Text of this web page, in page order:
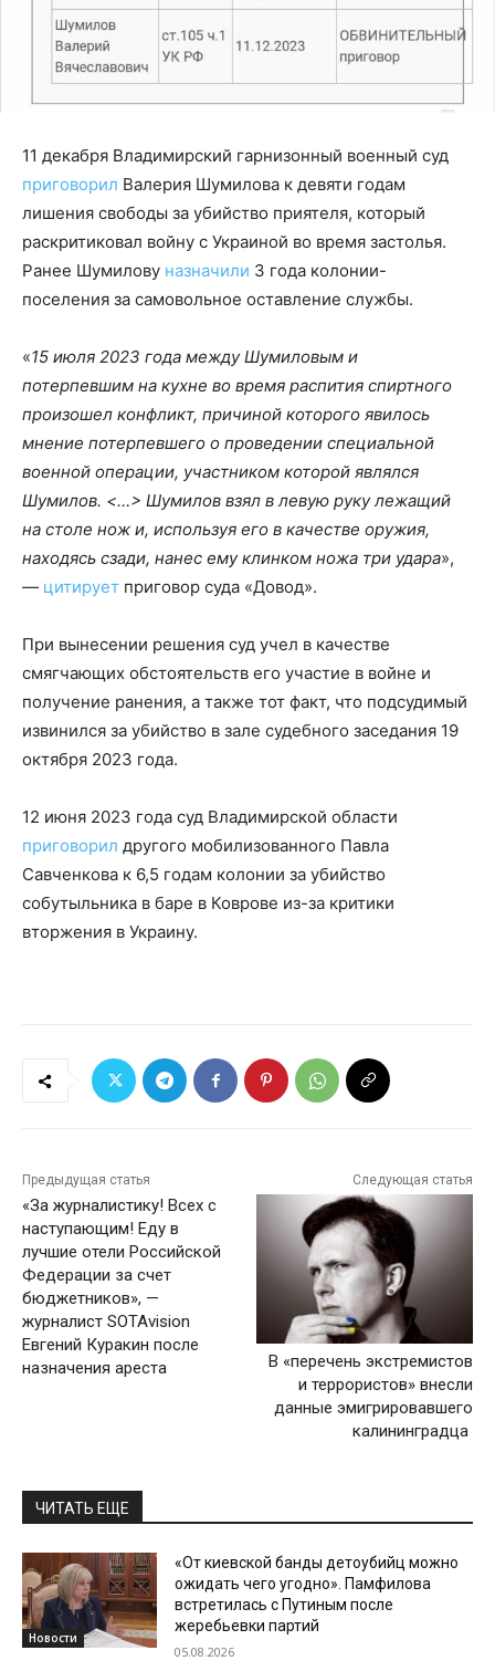
11 декабря Владимирский гарнизонный военный суд
приговорил Валерия Шумилова к девяти годам
лишения свободы за убийство приятеля, который
раскритиковал войну с Украиной во время застолья.
Ранее Шумилову назначили 3 года колонии-
поселения за самовольное оставление службы.
«15 июля 2023 года между Шумиловым и
потерпевшим на кухне во время распития спиртного
произошел конфликт, причиной которого явилось
мнение потерпевшего о проведении специальной
военной операции, участником которой являлся
Шумилов. <…> Шумилов взял в левую руку лежащий
на столе нож и, используя его в качестве оружия,
находясь сзади, нанес ему клинком ножа три удара»,
— цитирует приговор суда «Довод».
При вынесении решения суд учел в качестве
смягчающих обстоятельств его участие в войне и
получение ранения, а также тот факт, что подсудимый
извинился за убийство в зале судебного заседания 19
октября 2023 года.
12 июня 2023 года суд Владимирской области
приговорил другого мобилизованного Павла
Савченкова к 6,5 годам колонии за убийство
собутыльника в баре в Коврове из-за критики
вторжения в Украину.
Предыдущая статья
«За журналистику! Всех с
наступающим! Еду в
лучшие отели Российской
Федерации за счет
бюджетников», —
журналист SOTAvision
Евгений Куракин после
назначения ареста
Следующая статья
В «перечень экстремистов
и террористов» внесли
данные эмигрировавшего
калининградца
ЧИТАТЬ ЕЩЕ
Новости
«От киевской банды детоубийц можно
ожидать чего угодно». Памфилова
встретилась с Путиным после
жеребьевки партий
05.08.2026